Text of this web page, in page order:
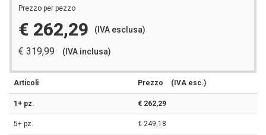
Prezzo per pezzo
€ 262,29 (IVA esclusa)
€ 319,99 (IVA inclusa)
Articoli Prezzo (IVA esc.)
1+ pz. € 262,29
5+ pz. € 249,18